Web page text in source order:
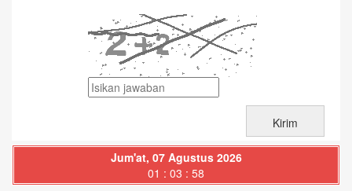
Jum'at, 07 Agustus 2026
01 : 03 : 59